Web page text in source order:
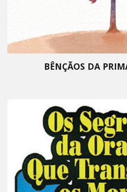
BÊNÇÃOS DA